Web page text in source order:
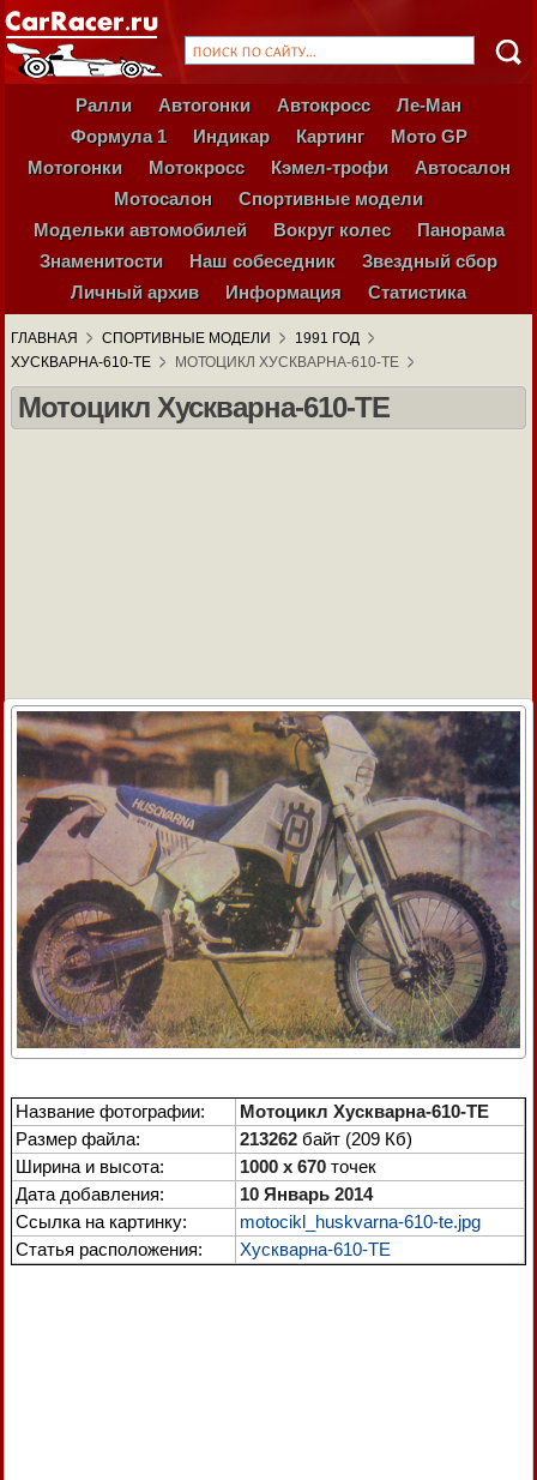
Ралли Автогонки Автокросс
Ле-Ман
Формула 1
Индикар Картинг
Мото GP
Мотогонки
Мотокросс Кэмел-трофи
Автосалон
Мотосалон
Спортивные модели
Модельки автомобилей
Вокруг колес
Панорама
Знаменитости
Наш собеседник
Звездный сбор
Личный архив
Информация Статистика
ГЛАВНАЯ СПОРТИВНЫЕ МОДЕЛИ
1991 ГОД
ХУСКВАРНА-610-ТЕ
МОТОЦИКЛ ХУСКВАРНА-610-ТЕ
Мотоцикл Хускварна-610-ТЕ
Название фотографии:
Мотоцикл Хускварна-610-ТЕ
Размер файла:
213262 байт (209 Кб)
Ширина и высота:
1000 x 670 точек
Дата добавления:
10 Январь 2014
Ссылка на картинку:
motocikl_huskvarna-610-te.jpg
Статья расположения:
Хускварна-610-ТЕ